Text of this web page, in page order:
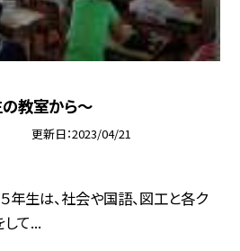
教室から〜
更新日 2023/04/21
年生は、社会や国語、図工と各ク
て...